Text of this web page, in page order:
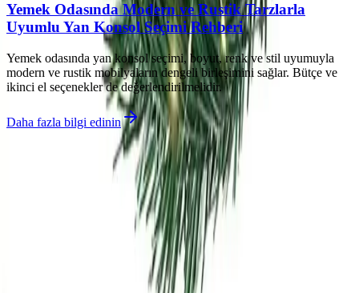
Yemek Odasında Modern ve Rustik Tarzlarla
Uyumlu Yan Konsol Seçimi Rehberi
Yemek odasında yan konsol seçimi, boyut, renk ve stil uyumuyla
modern ve rustik mobilyaların dengeli birleşimini sağlar. Bütçe ve
ikinci el seçenekler de değerlendirilmelidir.
Daha fazla bilgi edinin
©Dekorja 2026